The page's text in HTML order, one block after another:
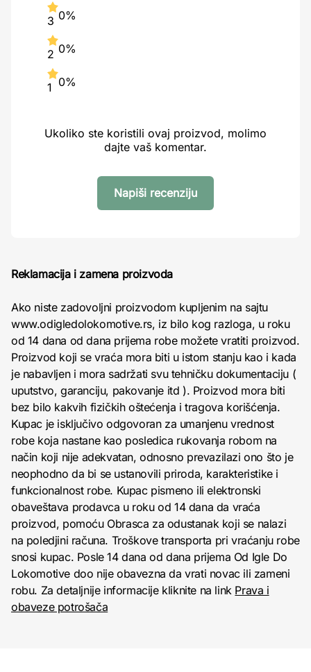
3 0%
2 0%
1 0%
Ukoliko ste koristili ovaj proizvod, molimo
dajte vaš komentar.
Napiši recenziju
Reklamacija i zamena proizvoda
Ako niste zadovoljni proizvodom kupljenim na sajtu
www.odigledolokomotive.rs, iz bilo kog razloga, u roku
od 14 dana od dana prijema robe možete vratiti proizvod.
Proizvod koji se vraća mora biti u istom stanju kao i kada
je nabavljen i mora sadržati svu tehničku dokumentaciju (
uputstvo, garanciju, pakovanje itd ). Proizvod mora biti
bez bilo kakvih fizičkih oštećenja i tragova korišćenja.
Kupac je isključivo odgovoran za umanjenu vrednost
robe koja nastane kao posledica rukovanja robom na
način koji nije adekvatan, odnosno prevazilazi ono što je
neophodno da bi se ustanovili priroda, karakteristike i
funkcionalnost robe. Kupac pismeno ili elektronski
obaveštava prodavca u roku od 14 dana da vraća
proizvod, pomoću Obrasca za odustanak koji se nalazi
na poledjini računa. Troškove transporta pri vraćanju robe
snosi kupac. Posle 14 dana od dana prijema Od Igle Do
Lokomotive doo nije obavezna da vrati novac ili zameni
robu. Za detaljnije informacije kliknite na link Prava i
obaveze potrošača